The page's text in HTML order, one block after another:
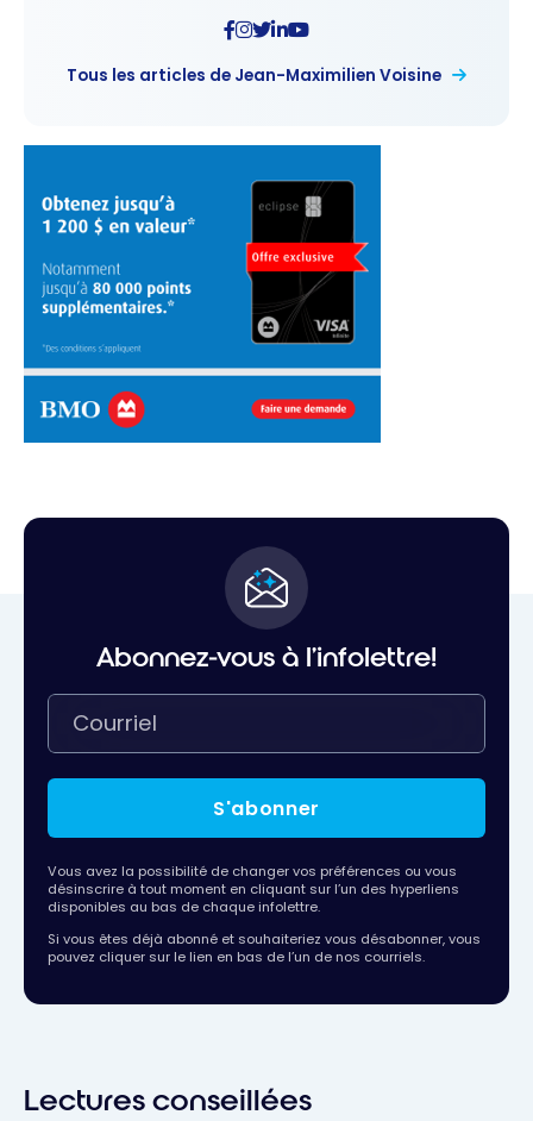
Tous les articles de Jean-Maximilien Voisine
Abonnez-vous à l'infolettre!
S'abonner
Vous avez la possibilité de changer vos préférences ou vous
désinscrire à tout moment en cliquant sur l’un des hyperliens
disponibles au bas de chaque infolettre.
Si vous êtes déjà abonné et souhaiteriez vous désabonner, vous
pouvez cliquer sur le lien en bas de l’un de nos courriels.
Lectures conseillées